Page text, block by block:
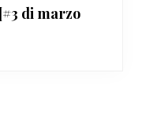
di marzo